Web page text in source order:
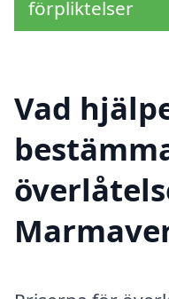
förpliktelser
Vad